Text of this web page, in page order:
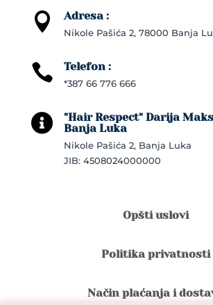
 Adresa :
Nikole Pašića 2, 78000 Banja
 Telefon :
*387 66 776 666

"Hair Respect" Darija
Banja Luka
Nikole Pašića 2, Banja Luka
JIB: 4508024000000
Opšti uslovi
Politika privatnosti
Način plaćanja i